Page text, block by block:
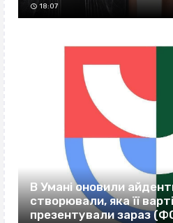
18:07
В Умані оновили
створювали, яка її
презентували зараз